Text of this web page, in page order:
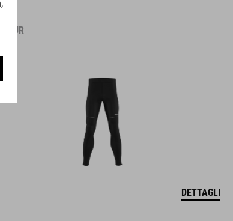
EUR
DETTAGLI